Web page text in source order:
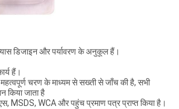
डिजाइन और पर्यावरण के अनुकूल हैं।
हैं।
चरण के माध्यम से सख्ती से जाँच की है, सभी
किया जाता है
MSDS, WCA और पहुंच प्रमाण पत्र प्राप्त किया है।